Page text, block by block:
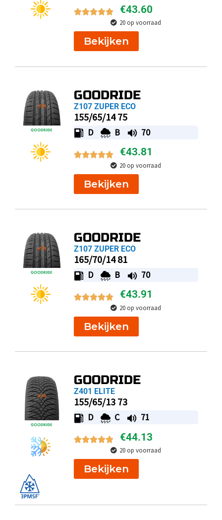
€43.60
20 op voorraad
Bekijken
GOODRIDE
Z107 ZUPER ECO
155/65/14 75
D B 70
€43.81
20 op voorraad
Bekijken
GOODRIDE
Z107 ZUPER ECO
165/70/14 81
D B 70
€43.91
20 op voorraad
Bekijken
GOODRIDE
Z401 ELITE
155/65/13 73
D C 71
€44.13
20 op voorraad
Bekijken